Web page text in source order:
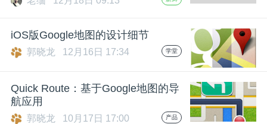
iOS版Google地图的设计细节
郭晓龙 12月16日 17:34 学堂
Quick Route：基于Google地图的导
航应用
郭晓龙 10月17日 17:00 产品